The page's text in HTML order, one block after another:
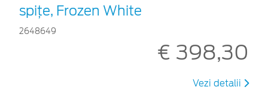
spițe, Frozen White
2648649
€ 398,30
Vezi detalii